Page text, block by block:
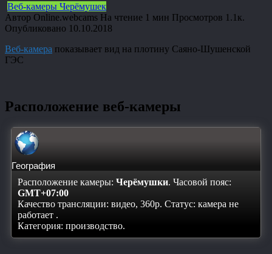
Веб-камеры Черёмушек
Автор Online.webcams На чтение 1 мин Просмотров 1.1к.
Опубликовано 10.10.2018
Веб-камера показывает вид на плотину Саяно-Шушенской
ГЭС
Расположение веб-камеры
География
Расположение камеры: Черёмушки. Часовой пояс:
GMT+07:00
Качество трансляции: видео, 360p. Статус: камера не
работает .
Категория: производство.